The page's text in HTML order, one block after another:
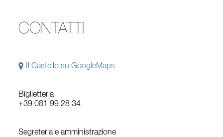
CONTATTI
Il Castello su GoogleMaps
Biglietteria
+39 081 99 28 34
Segreteria e amministrazione